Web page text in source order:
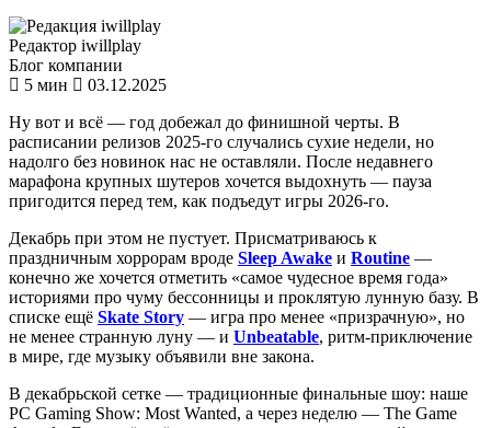
Редактор iwillplay
Блог компании
5 мин
03.12.2025
Ну вот и всё — год добежал до финишной черты. В
расписании релизов 2025-го случались сухие недели, но
надолго без новинок нас не оставляли. После недавнего
марафона крупных шутеров хочется выдохнуть — пауза
пригодится перед тем, как подъедут игры 2026-го.
Декабрь при этом не пустует. Присматриваюсь к
праздничным хоррорам вроде Sleep Awake и Routine —
конечно же хочется отметить «самое чудесное время года»
историями про чуму бессонницы и проклятую лунную базу. В
списке ещё Skate Story — игра про менее «призрачную», но
не менее странную луну — и Unbeatable, ритм-приключение
в мире, где музыку объявили вне закона.
В декабрьской сетке — традиционные финальные шоу: наше
PC Gaming Show: Most Wanted, а через неделю — The Game